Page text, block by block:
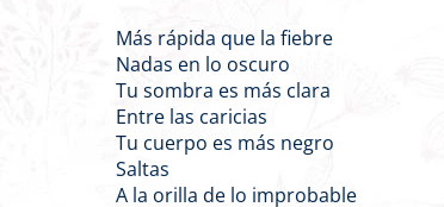
Más rápida que la fiebre
Nadas en lo oscuro
Tu sombra es más clara
Entre las caricias
Tu cuerpo es más negro
Saltas
A la orilla de lo improbable